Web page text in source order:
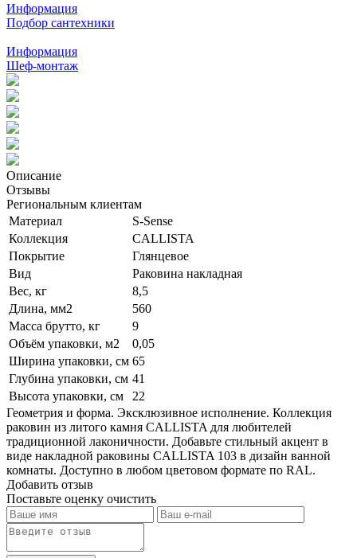
Информация
Подбор сантехники
Информация
Шеф-монтаж
Описание
Отзывы
Региональным клиентам
Материал
S-Sense
Коллекция
CALLISTA
Покрытие
Глянцевое
Вид
Раковина накладная
Вес, кг
8,5
Длина, мм2
560
Масса брутто, кг
9
Объём упаковки, м2
0,05
Ширина упаковки, см 65
Глубина упаковки, см 41
Высота упаковки, см
22
Геометрия и форма. Эксклюзивное исполнение. Коллекция
раковин из литого камня CALLISTA для любителей
традиционной лаконичности. Добавьте стильный акцент в
виде накладной раковины CALLISTA 103 в дизайн ванной
комнаты. Доступно в любом цветовом формате по RAL.
Добавить отзыв
Поставьте оценку очистить